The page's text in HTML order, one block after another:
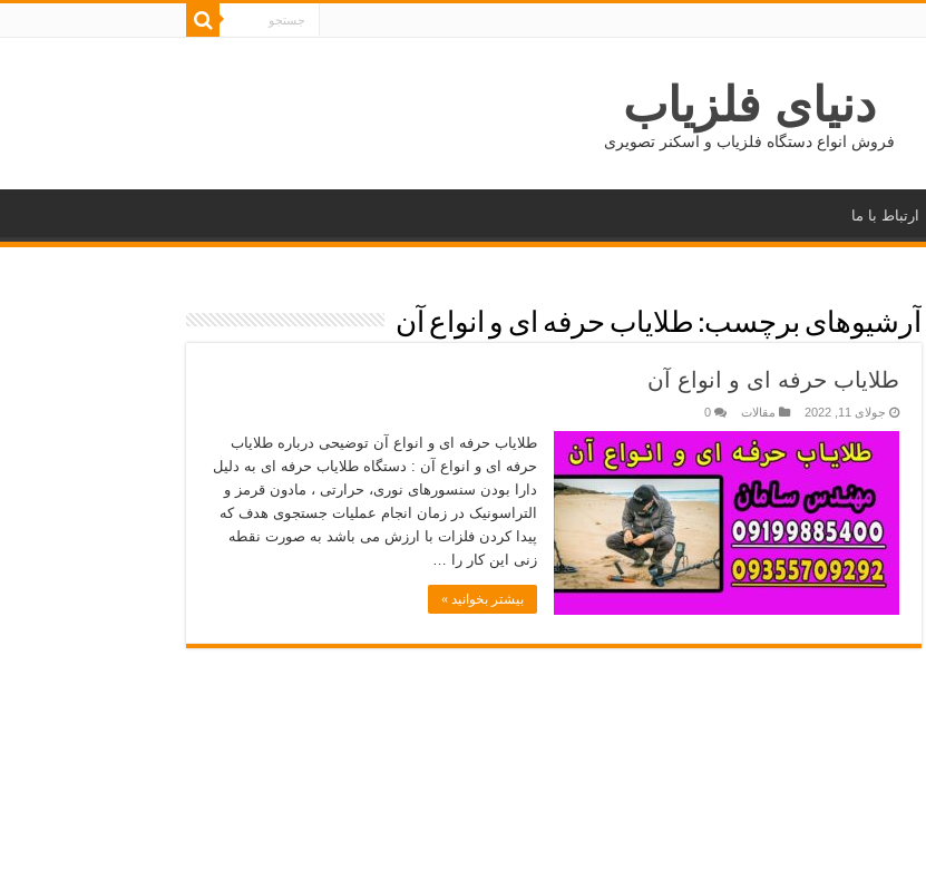
دنیای فلزیاب
فروش انواع دستگاه فلزیاب و اسکنر تصویری
ارتباط با ما
آرشیوهای برچسب: طلایاب حرفه ای و انواع آن
طلایاب حرفه ای و انواع آن
جولای 11, 2022 مقالات 0
طلایاب حرفه ای و انواع آن توضیحی درباره طلایاب
حرفه ای و انواع آن : دستگاه طلایاب حرفه ای به دلیل
دارا بودن سنسورهای نوری، حرارتی ، مادون قرمز و
التراسونیک در زمان انجام عملیات جستجوی هدف که
پیدا کردن فلزات با ارزش می باشد به صورت نقطه
زنی این کار را …
بیشتر بخوانید »